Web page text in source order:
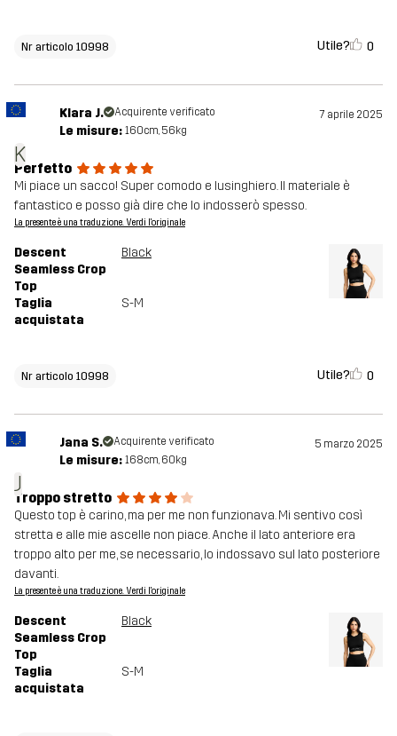
Nr articolo 10998 Utile? 0
K
Klara J. Acquirente verificato 7 aprile 2025
Le misure: 160cm, 56kg
Perfetto
Mi piace un sacco! Super comodo e lusinghiero. Il materiale è
fantastico e posso già dire che lo indosserò spesso.
La presente è una traduzione. Verdi l'originale
Descent
Seamless Crop
Top
Black
Taglia
acquistata
S-M
Nr articolo 10998 Utile? 0
J
Jana S. Acquirente verificato 5 marzo 2025
Le misure: 168cm, 60kg
Troppo stretto
Questo top è carino, ma per me non funzionava. Mi sentivo così
stretta e alle mie ascelle non piace. Anche il lato anteriore era
troppo alto per me, se necessario, lo indossavo sul lato posteriore
davanti.
La presente è una traduzione. Verdi l'originale
Descent
Seamless Crop
Top
Black
Taglia
acquistata
S-M